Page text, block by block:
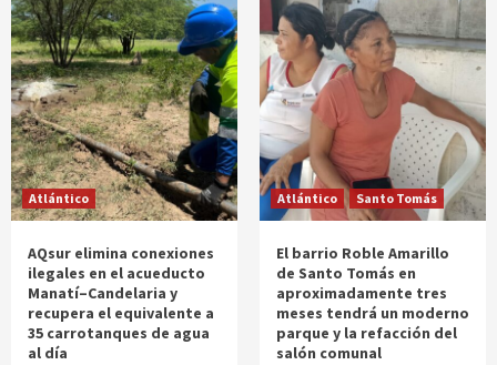
Atlántico
AQsur elimina conexiones
ilegales en el acueducto
Manatí–Candelaria y
recupera el equivalente a
35 carrotanques de agua
al día
Atlántico Santo Tomás
El barrio Roble Amarillo
de Santo Tomás en
aproximadamente tres
meses tendrá un moderno
parque y la refacción del
salón comunal